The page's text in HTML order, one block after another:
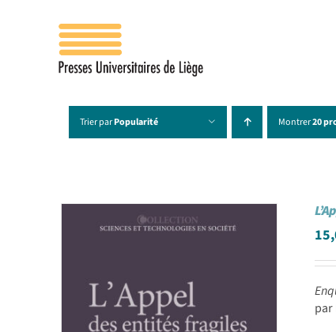
Trier parPopularité Montrer20
par